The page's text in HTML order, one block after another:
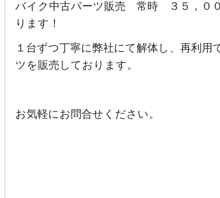
バイク中古パーツ販売 常時 ３５，０
ります！
１台ずつ丁寧に弊社にて解体し、再利用
ツを販売しております。
お気軽にお問合せください。